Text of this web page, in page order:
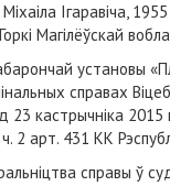
Ігаравіча,
Магілёўскай
справах
23 кастрычніка
2 арт. 431 КК
справы ў